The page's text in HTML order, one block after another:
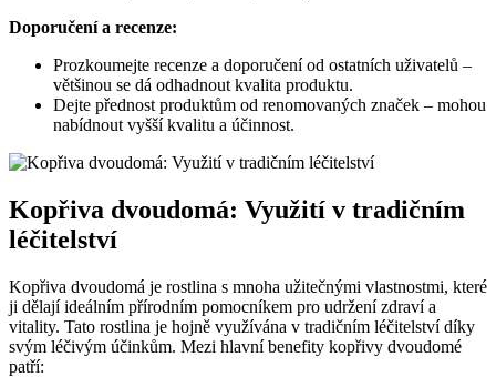
Doporučení a recenze:
Prozkoumejte recenze a doporučení od ostatních uživatelů –
většinou se dá odhadnout kvalita produktu.
Dejte přednost produktům od renomovaných značek – mohou
nabídnout vyšší kvalitu a účinnost.
Kopřiva dvoudomá: Využití v tradičním
léčitelství
Kopřiva dvoudomá je rostlina s mnoha užitečnými vlastnostmi, které
ji dělají ideálním přírodním pomocníkem pro udržení zdraví a
vitality. Tato rostlina je hojně využívána v tradičním léčitelství díky
svým léčivým účinkům. Mezi hlavní benefity kopřivy dvoudomé
patří: